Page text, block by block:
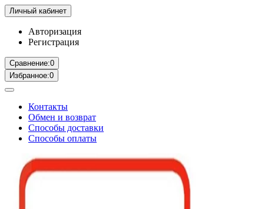
Личный кабинет
Авторизация
Регистрация
Сравнение:0
Избранное:0
Контакты
Обмен и возврат
Способы доставки
Способы оплаты